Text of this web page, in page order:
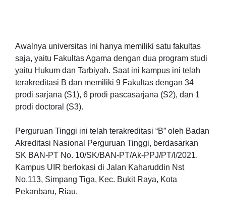
Awalnya universitas ini hanya memiliki satu fakultas
saja, yaitu Fakultas Agama dengan dua program studi
yaitu Hukum dan Tarbiyah. Saat ini kampus ini telah
terakreditasi B dan memiliki 9 Fakultas dengan 34
prodi sarjana (S1), 6 prodi pascasarjana (S2), dan 1
prodi doctoral (S3).
Perguruan Tinggi ini telah terakreditasi “B” oleh Badan
Akreditasi Nasional Perguruan Tinggi, berdasarkan
SK BAN-PT No. 10/SK/BAN-PT/Ak-PPJ/PT/I/2021.
Kampus UIR berlokasi di Jalan Kaharuddin Nst
No.113, Simpang Tiga, Kec. Bukit Raya, Kota
Pekanbaru, Riau.